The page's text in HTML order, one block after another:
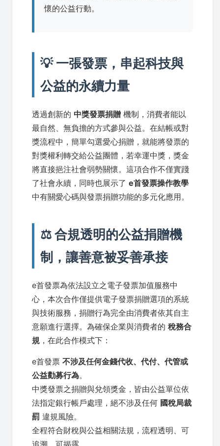
懷的公益行動。
💡 一張發票，串起科技與
公益的永續力量
透過創新的 中獎發票捐贈 機制，消費者能以
最自然、無負擔的方式參與公益。在結帳或對
獎流程中，簡單勾選愛心捐贈，就能將發票的
對獎權利轉交給公益團體，若幸運中獎，獎金
將直接挹注社會弱勢關懷。這項合作不僅實踐
了社會永續，同時也展示了 e首發票操作教學
中有關愛心碼與發票捐贈功能的多元化應用。
⚖️ 合規透明的公益捐贈機
制，讓善意被妥善承接
e首發票為依法設立之電子發票加值服務中
心，本次合作僅提供電子發票捐贈選項的系統
與技術服務，捐贈行為完全由消費者依其自主
意願進行選擇。為確保企業與消費者的 稅務合
規 ，在此合作模式下：
e首發票 不涉及任何金錢代收、代付、代管或
公益勸募行為。
中獎發票之捐贈與兌領獎金，皆由公益單位依
法指定銀行帳戶處理，絕不涉及任何 國稅局裁
罰 違規風險。
全程符合財稅與公益相關法規，流程透明、可
追溯、可揭露。